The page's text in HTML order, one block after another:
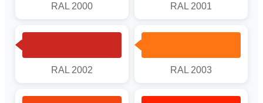
RAL 2000 RAL 2001
RAL 2002 RAL 2003